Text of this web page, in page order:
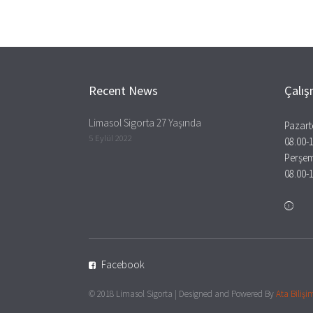
Recent News
Limasol Sigorta 27 Yaşında
5 Eylül 2022
08.00-
08.00-
Facebook
© 2018 Limasol Sigorta | Designed and Powered ByAta